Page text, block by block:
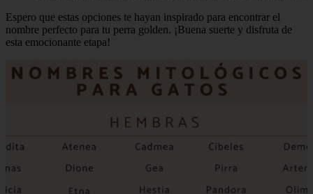
Espero que estas opciones te hayan inspirado para encontrar el
nombre perfecto para tu perra golden. ¡Buena suerte y disfruta de
esta emocionante etapa!